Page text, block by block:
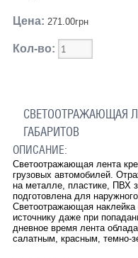
Цена: 271.00грн
Кол-во:
СВЕТООТРАЖАЮЩАЯ
ГАБАРИТОВ
ОПИСАНИЕ:
Светоотражающая лента
грузовых автомобилей.
на металле, пластике, ПВХ
подготовлена для
Светоотражающая наклейка
источнику даже при
дневное время лента
салатным, красным, темно-